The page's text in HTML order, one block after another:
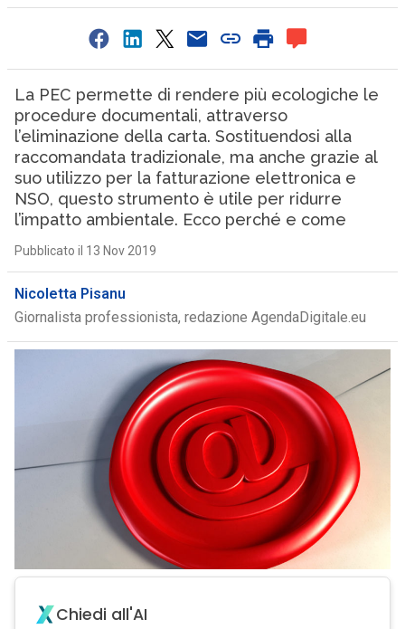
La PEC permette di rendere più ecologiche le
procedure documentali, attraverso
l’eliminazione della carta. Sostituendosi alla
raccomandata tradizionale, ma anche grazie al
suo utilizzo per la fatturazione elettronica e
NSO, questo strumento è utile per ridurre
l’impatto ambientale. Ecco perché e come
Pubblicato il 13 Nov 2019
Nicoletta Pisanu
Giornalista professionista, redazione AgendaDigitale.eu
Chiedi all'AI